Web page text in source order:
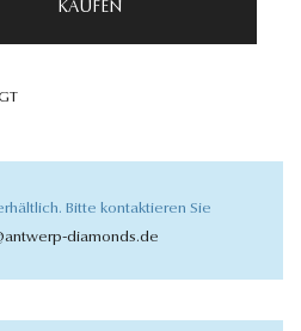
KAUFEN
Bitte kontaktieren Sie
diamonds.de